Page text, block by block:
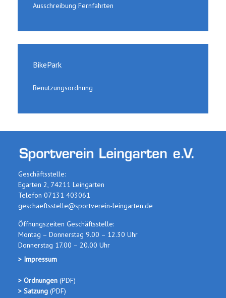
Ausschreibung Fernfahrten
BikePark
Benutzungsordnung
Geschäftsstelle:
Egarten 2, 74211 Leingarten
Telefon 07131 403061
geschaeftsstelle@sportverein-leingarten.de
Öffnungszeiten Geschäftsstelle:
Montag – Donnerstag 9.00 – 12.30 Uhr
Donnerstag 17.00 – 20.00 Uhr
> Impressum
> Ordnungen (PDF)
> Satzung (PDF)